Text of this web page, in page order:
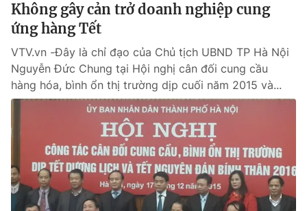
Góc doanh nghiệp
Truyền hình
Phim VTV
Hậu trường
Nhân vật
Giải sao mai
Giải trí
Điện ảnh
Sao
Đời sống
Làm đẹp
Chất lượng cuộc sống
Giáo dục
Tuyển sinh
Học trực tuyến
Công nghệ
Hitech Công nghệ tương lai
Không gây cản trở doanh nghiệp cung
ứng hàng Tết
VTV.vn -Đây là chỉ đạo của Chủ tịch UBND TP Hà Nội
Nguyễn Đức Chung tại Hội nghị cân đối cung cầu
hàng hóa, bình ổn thị trường dịp cuối năm 2015 và...